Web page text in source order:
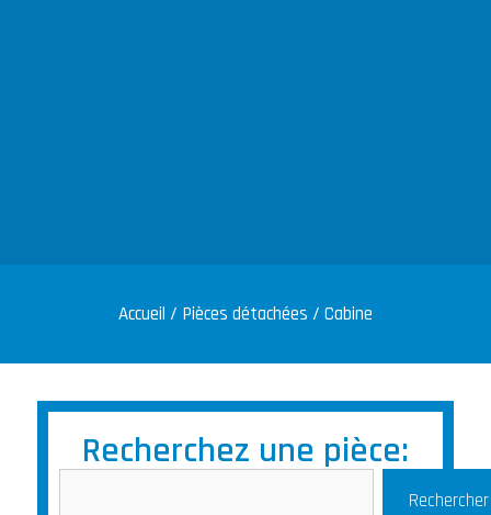
Accueil / Pièces détachées / Cabine
Recherchez une pièce:
Rechercher